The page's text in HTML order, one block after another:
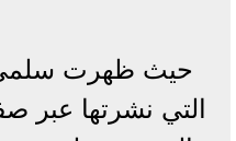
حيث ظهرت
التي نشرتها عبر